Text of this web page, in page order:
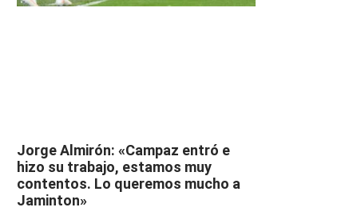
Jorge Almirón: «Campaz entró e
hizo su trabajo, estamos muy
contentos. Lo queremos mucho a
Jaminton»